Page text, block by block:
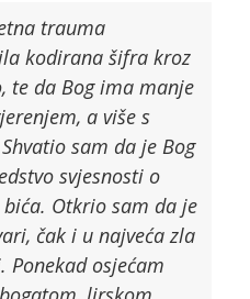
trauma
kodirana šifra kroz
te da Bog ima manje
a više s
sam da je Bog
svjesnosti o
Otkrio sam da je
čak i u najveća zla
osjećam